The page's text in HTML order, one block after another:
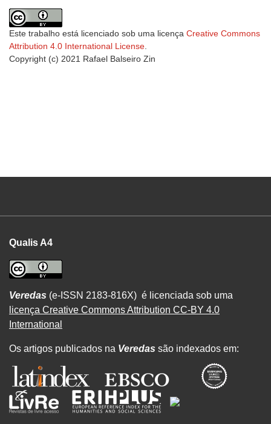
Este trabalho está licenciado sob uma licença Creative Commons
Attribution 4.0 International License.
Copyright (c) 2021 Rafael Balseiro Zin
Qualis A4
Veredas (e-ISSN 2183-816X) é licenciada sob uma
licença Creative Commons Attribution CC-BY 4.0
International
Os artigos publicados na Veredas são indexados em: